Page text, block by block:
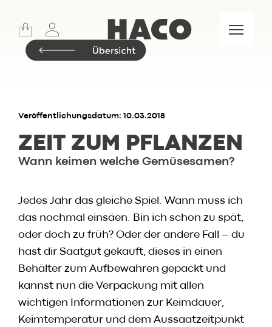
Lifestyle
Meet & Eat
Insider.BLOG
Restaurant
Skylounge
Skylounge
Reservierung
Veröffentlichungsdatum: 10.03.2018
ZEIT ZUM PFLANZEN
Wann keimen welche Gemüsesamen?
Jedes Jahr das gleiche Spiel. Wann muss ich
das nochmal einsäen. Bin ich schon zu spät,
oder doch zu früh? Oder der andere Fall – du
hast dir Saatgut gekauft, dieses in einen
Behälter zum Aufbewahren gepackt und
kannst nun die Verpackung mit allen
wichtigen Informationen zur Keimdauer,
Keimtemperatur und dem Aussaatzeitpunkt